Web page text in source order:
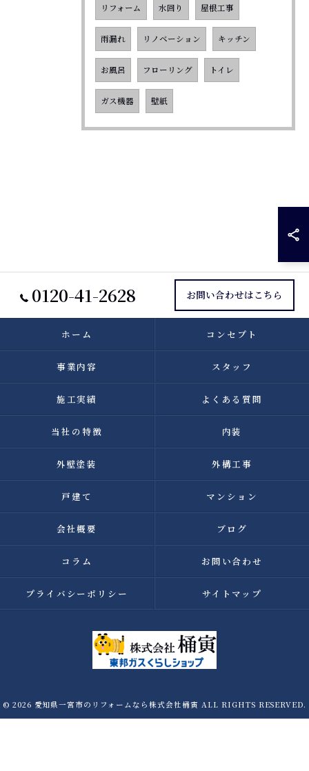
リフォーム 水回り 屋根工事
雨漏れ リノベーション キッチン
お風呂 フローリング トイレ
ガス機器 壁紙
0120-41-2628 お問い合わせはこちら
ホーム コンセプト
事業内容 スタッフ
施工実績 よくある質問
当社の特徴 内装
外壁塗装 外構工事
戸建て マンション
会社概要 ブログ
コラム お問い合わせ
プライバシーポリシー サイトマップ
© 2026 愛知県一宮市のリフォームなら株式会社桶寅 ALL RIGHTS RESERVED.